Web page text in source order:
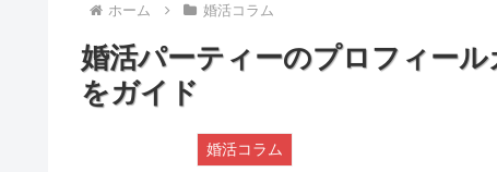
ホーム 婚活コラム
婚活パーティーのプロフィー
をガイド
婚活コラム